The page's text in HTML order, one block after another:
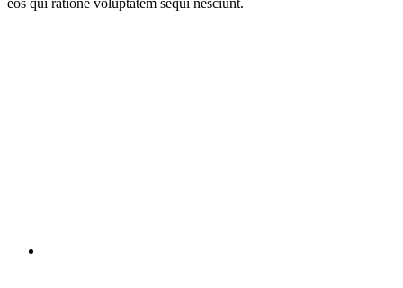
eos qui ratione voluptatem sequi nesciunt.